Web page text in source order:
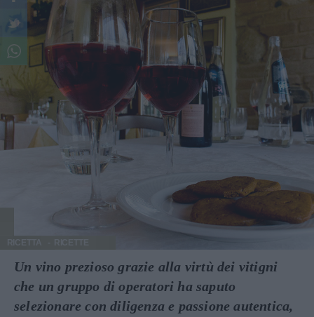
RICETTA
Un vino prezioso grazie alla virtù dei vitigni
che un gruppo di operatori ha saputo
selezionare con diligenza e passione autentica,